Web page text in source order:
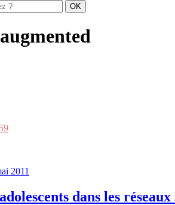
2011
dans les